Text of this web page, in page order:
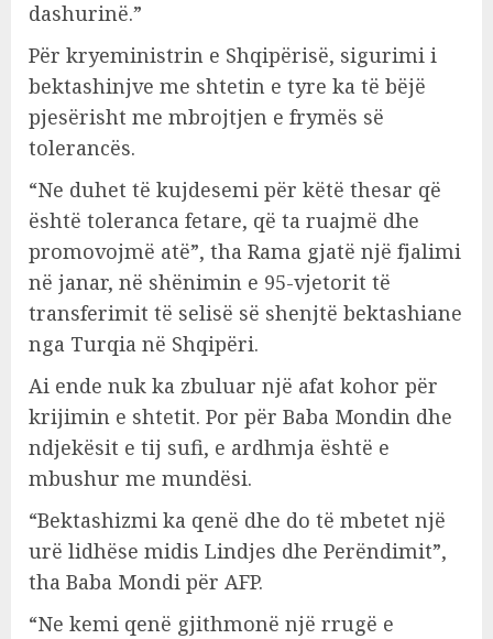
dashurinë.”
Për kryeministrin e Shqipërisë, sigurimi i
bektashinjve me shtetin e tyre ka të bëjë
pjesërisht me mbrojtjen e frymës së
tolerancës.
“Ne duhet të kujdesemi për këtë thesar që
është toleranca fetare, që ta ruajmë dhe
promovojmë atë”, tha Rama gjatë një fjalimi
në janar, në shënimin e 95-vjetorit të
transferimit të selisë së shenjtë bektashiane
nga Turqia në Shqipëri.
Ai ende nuk ka zbuluar një afat kohor për
krijimin e shtetit. Por për Baba Mondin dhe
ndjekësit e tij sufi, e ardhmja është e
mbushur me mundësi.
“Bektashizmi ka qenë dhe do të mbetet një
urë lidhëse midis Lindjes dhe Perëndimit”,
tha Baba Mondi për AFP.
“Ne kemi qenë gjithmonë një rrugë e